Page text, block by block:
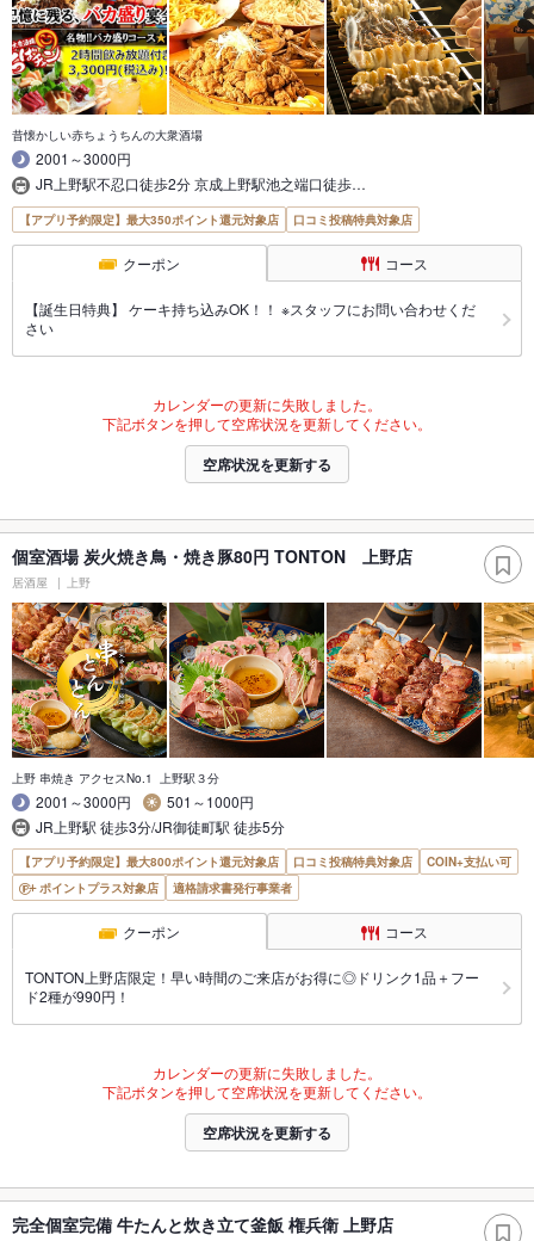
昔懐かしい赤ちょうちんの大衆酒場
2001～3000円
JR上野駅不忍口徒歩2分 京成上野駅池之端口徒歩…
【アプリ予約限定】最大350ポイント還元対象店 口コミ投稿特典対象店
クーポン コース
【誕生日特典】 ケーキ持ち込みOK！！ ※スタッフにお問い合わせくだ
さい
カレンダーの更新に失敗しました。
下記ボタンを押して空席状況を更新してください。
空席状況を更新する
個室酒場 炭火焼き鳥・焼き豚80円 TONTON 上野店
居酒屋 上野
上野 串焼き アクセスNo.1 上野駅３分
2001～3000円
501～1000円
JR上野駅 徒歩3分/JR御徒町駅 徒歩5分
【アプリ予約限定】最大800ポイント還元対象店 口コミ投稿特典対象店
COIN+支払い可
ポイントプラス対象店
適格請求書発行事業者
クーポン コース
TONTON上野店限定！早い時間のご来店がお得に◎ドリンク1品＋フー
ド2種が990円！
カレンダーの更新に失敗しました。
下記ボタンを押して空席状況を更新してください。
空席状況を更新する
完全個室完備 牛たんと炊き立て釜飯 権兵衛 上野店